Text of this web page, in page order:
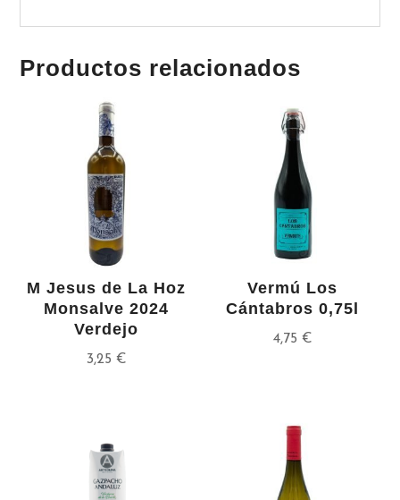
Productos relacionados
M Jesus de La Hoz
Monsalve 2024
Verdejo
3,25 €
Vermú Los
Cántabros 0,75l
4,75 €